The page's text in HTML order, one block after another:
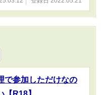
しています。 ＊＊補足説
りますのでご注意くださ
本番に※（キスや軽いスキ
ません）
で参加しただけなの